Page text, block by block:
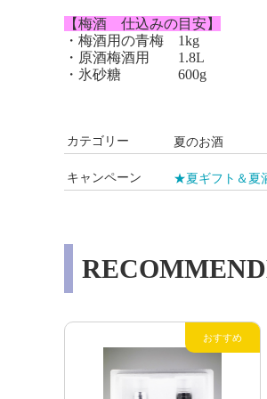
【梅酒 仕込みの目安】
・梅酒用の青梅 1kg
・原酒梅酒用 1.8L
・氷砂糖 600g
カテゴリー 夏のお酒
キャンペーン ★夏ギフト＆夏